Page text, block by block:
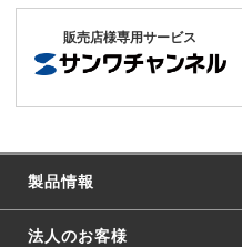
販売店様専用サービス
製品情報
法人のお客様